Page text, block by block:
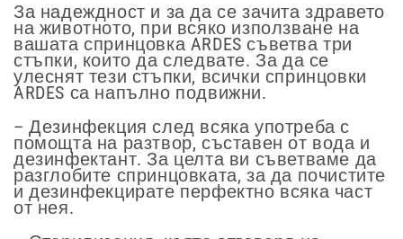
За надеждност и за да се зачита здравето
на животното, при всяко използване на
вашата спринцовка ARDES съветва три
стъпки, които да следвате. За да се
улеснят тези стъпки, всички спринцовки
ARDES са напълно подвижни.
– Дезинфекция след всяка употреба с
помощта на разтвор, съставен от вода и
дезинфектант. За целта ви съветваме да
разглобите спринцовката, за да почистите
и дезинфекцирате перфектно всяка част
от нея.